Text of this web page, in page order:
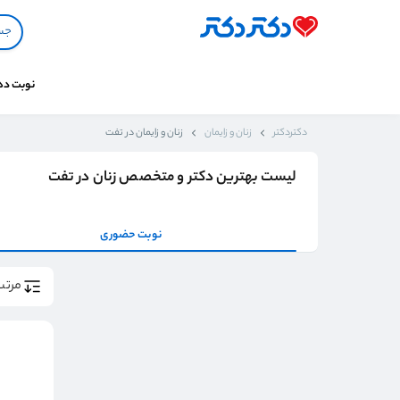
نوبت
دکتردکتر زنان و زایمان زنان و زایمان در تفت
لیست بهترین دکتر و متخصص زنان در تفت
نوبت حضوری